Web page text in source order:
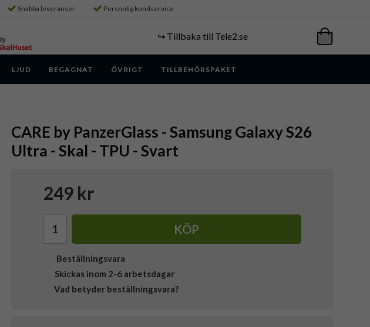
Snabba leveranser Personlig kundservice
↪️ Tillbaka till Tele2.se
LJUD BEGAGNAT ÖVRIGT TILLBEHÖRSPAKET
CARE by PanzerGlass - Samsung Galaxy S26
Ultra - Skal - TPU - Svart
249 kr
KÖP
Beställningsvara
Skickas inom 2-6 arbetsdagar
Vad betyder beställningsvara?